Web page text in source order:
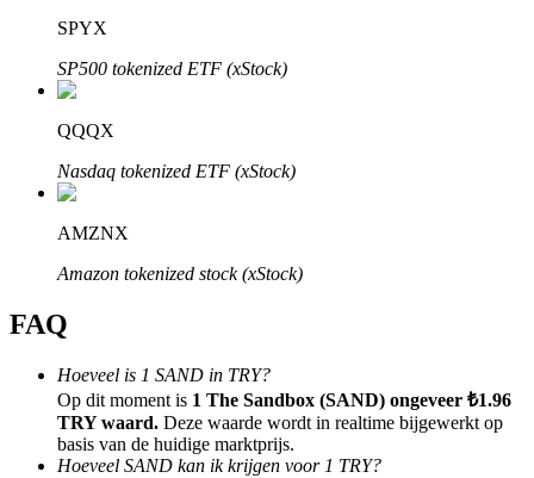
Nodig een vriend uit om contante beloningen te ontvangen
Deposit CASHCAT & Win
SPYX
SP500 tokenized ETF (xStock)
QQQX
Nasdaq tokenized ETF (xStock)
AMZNX
Amazon tokenized stock (xStock)
FAQ
Hoeveel is 1 SAND in TRY?
Op dit moment is 1 The Sandbox (SAND) ongeveer ₺1.96
TRY waard. Deze waarde wordt in realtime bijgewerkt op
basis van de huidige marktprijs.
Hoeveel SAND kan ik krijgen voor 1 TRY?